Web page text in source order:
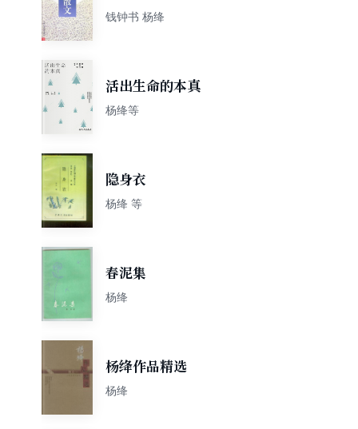
钱钟书 杨绛
活出生命的本真
杨绛等
隐身衣
杨绛 等
春泥集
杨绛
杨绛作品精选
杨绛